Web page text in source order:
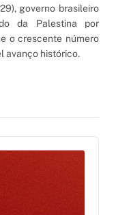
governo brasileiro
da Palestina por
o crescente número
avanço histórico.